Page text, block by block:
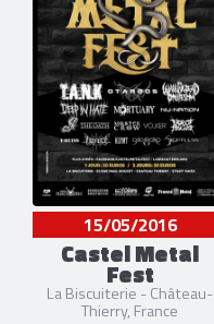
15/05/2016
Castel Metal
Fest
La Biscuiterie - Château-
Thierry, France